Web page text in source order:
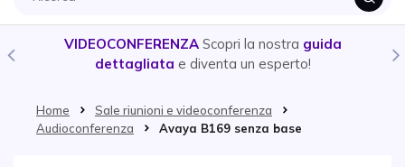
VIDEOCONFERENZA Scopri la nostra guida
dettagliata e diventa un esperto!
Home
Sale riunioni e videoconferenza
Audioconferenza
Avaya B169 senza base